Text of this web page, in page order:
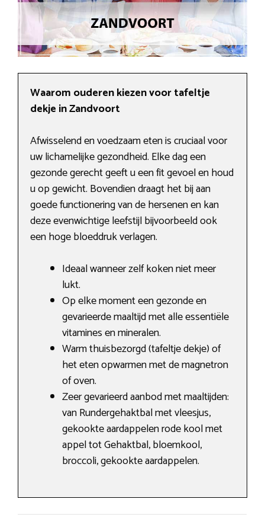
Waarom ouderen kiezen voor tafeltje
dekje in Zandvoort
Afwisselend en voedzaam eten is cruciaal voor
uw lichamelijke gezondheid. Elke dag een
gezonde gerecht geeft u een fit gevoel en houd
u op gewicht. Bovendien draagt het bij aan
goede functionering van de hersenen en kan
deze evenwichtige leefstijl bijvoorbeeld ook
een hoge bloeddruk verlagen.
Ideaal wanneer zelf koken niet meer
lukt.
Op elke moment een gezonde en
gevarieerde maaltijd met alle essentiële
vitamines en mineralen.
Warm thuisbezorgd (tafeltje dekje) of
het eten opwarmen met de magnetron
of oven.
Zeer gevarieerd aanbod met maaltijden:
van Rundergehaktbal met vleesjus,
gekookte aardappelen rode kool met
appel tot Gehaktbal, bloemkool,
broccoli, gekookte aardappelen.